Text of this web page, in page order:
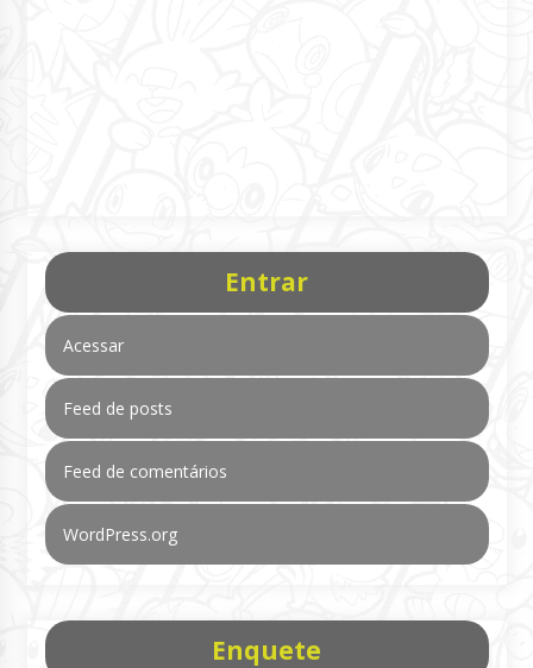
Entrar
Acessar
Feed de posts
Feed de comentários
WordPress.org
Enquete